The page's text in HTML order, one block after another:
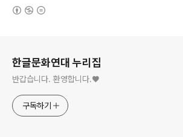
한글문화연대 누리집
반갑습니다. 환영합니다.♥
구독하기